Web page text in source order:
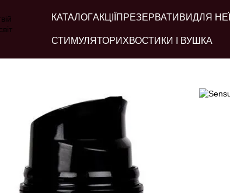
КАТАЛОГАКЦІЇ ПРЕЗЕРВАТИВИДЛЯ НЕЇ
СТИМУЛЯТОРИ ХВОСТИКИ І ВУШКА